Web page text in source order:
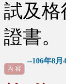
試及格
證書。
--106年8月4
內 容